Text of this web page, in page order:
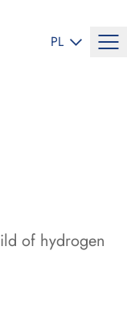
PL
of hydrogen